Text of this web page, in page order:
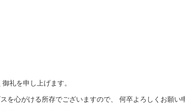
礼を申し上げます。
を心がける所存でございますので、 何卒よろしくお願い